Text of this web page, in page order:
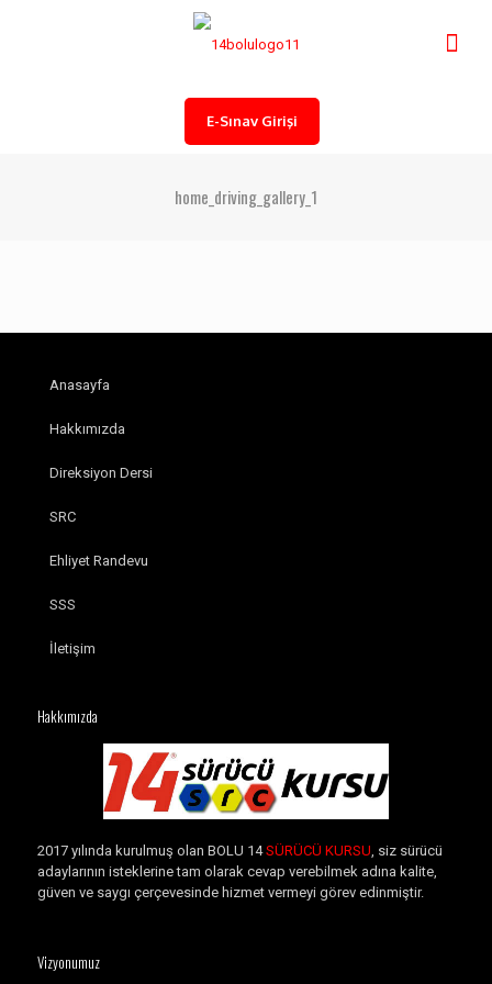
E-Sınav Girişi
home_driving_gallery_1
Anasayfa
Hakkımızda
Direksiyon Dersi
SRC
Ehliyet Randevu
SSS
İletişim
Hakkımızda
2017 yılında kurulmuş olan BOLU 14SÜRÜCÜ KURSU, siz sürücü
adaylarının isteklerine tam olarak cevap verebilmek adına kalite,
güven ve saygı çerçevesinde hizmet vermeyi görev edinmiştir.
Vizyonumuz